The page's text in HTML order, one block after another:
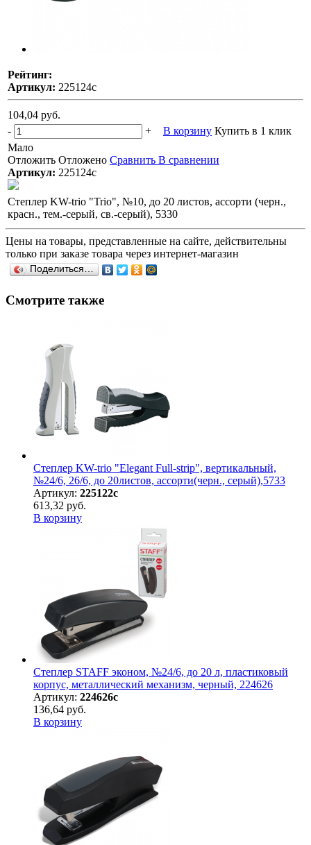
Рейтинг:
Артикул: 225124с
104,04 руб.
-
+ В корзину Купить в 1 клик
Мало
Отложить Отложено Сравнить В сравнении
Артикул: 225124с
Степлер KW-trio "Trio", №10, до 20 листов, ассорти (черн.,
красн., тем.-серый, св.-серый), 5330
Цены на товары, представленные на сайте, действительны
только при заказе товара через интернет-магазин
Поделиться…
Смотрите также
Степлер KW-trio "Elegant Full-strip", вертикальный,
№24/6, 26/6, до 20листов, ассорти(черн., серый),5733
Артикул: 225122с
613,32 руб.
В корзину
Степлер STAFF эконом, №24/6, до 20 л, пластиковый
корпус, металлический механизм, черный, 224626
Артикул: 224626с
136,64 руб.
В корзину